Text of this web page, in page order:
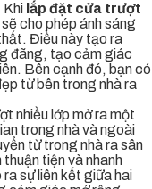
Khi lắp đặt cửa trượt
cho phép ánh sáng
Điều này tạo ra
đãng, tạo cảm giác
Bên cạnh đó, bạn có
từ bên trong nhà ra
nhiều lớp mở ra một
trong nhà và ngoài
từ trong nhà ra sân
tiện và nhanh
sự liên kết giữa hai